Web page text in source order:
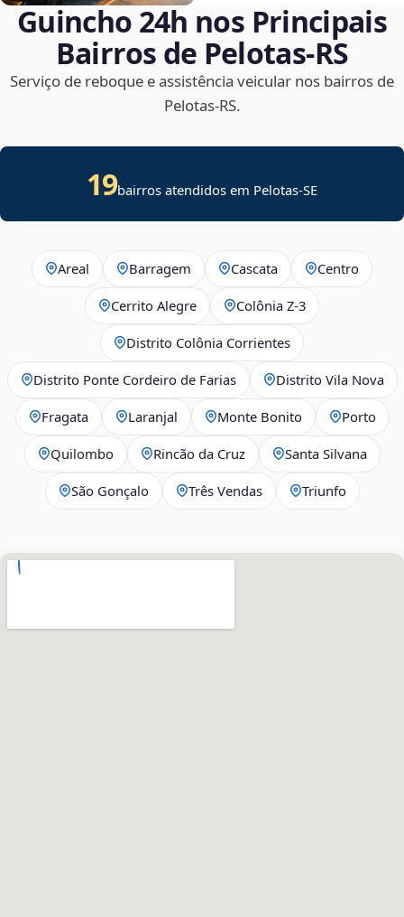
Guincho 24h nos Principais
Bairros de Pelotas‑RS
Serviço de reboque e assistência veicular nos bairros de
Pelotas‑RS.
19bairros atendidos em Pelotas-SE
Areal Barragem Cascata Centro
Cerrito Alegre Colônia Z-3
Distrito Colônia Corrientes
Distrito Ponte Cordeiro de Farias Distrito Vila Nova
Fragata Laranjal Monte Bonito Porto
Quilombo Rincão da Cruz Santa Silvana
São Gonçalo Três Vendas Triunfo